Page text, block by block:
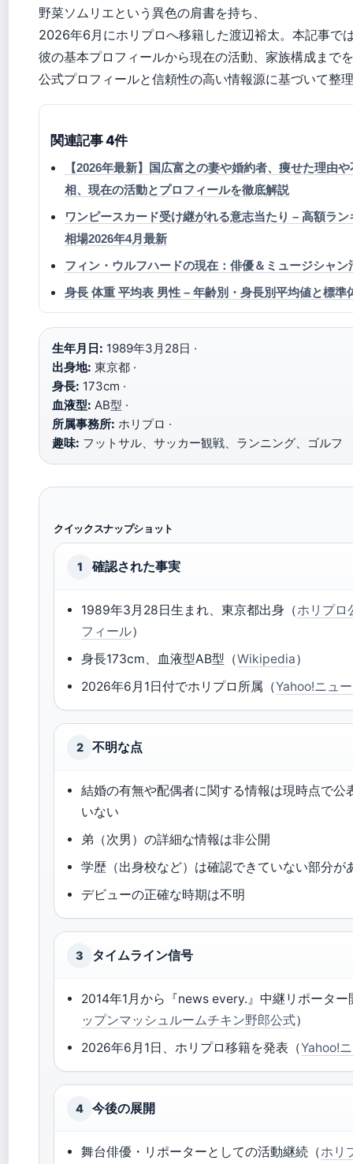
野菜ソムリエという異色の肩書を持ち、
2026年6月にホリプロへ移籍した渡辺裕太。本記事で
彼の基本プロフィールから現在の活動、家族構成まで
公式プロフィールと信頼性の高い情報源に基づいて整
関連記事 4件
【2026年最新】国広富之の妻や婚約者、痩せた理由
相、現在の活動とプロフィールを徹底解説
ワンピースカード受け継がれる意志当たり – 高額ラ
相場2026年4月最新
フィン・ウルフハードの現在：俳優＆ミュージシャン
身長 体重 平均表 男性 – 年齢別・身長別平均値と標準
生年月日: 1989年3月28日 ·
出身地: 東京都 ·
身長: 173cm ·
血液型: AB型 ·
所属事務所: ホリプロ ·
趣味: フットサル、サッカー観戦、ランニング、ゴルフ
クイックスナップショット
1 確認された事実
1989年3月28日生まれ、東京都出身（ホリプロ
フィール）
身長173cm、血液型AB型（Wikipedia）
2026年6月1日付でホリプロ所属（Yahoo!ニュ
2 不明な点
結婚の有無や配偶者に関する情報は現時点で公
いない
弟（次男）の詳細な情報は非公開
学歴（出身校など）は確認できていない部分が
デビューの正確な時期は不明
3 タイムライン信号
2014年1月から『news every.』中継リポーター
ップンマッシュルームチキン野郎公式）
2026年6月1日、ホリプロ移籍を発表（Yahoo!
4 今後の展開
舞台俳優・リポーターとしての活動継続（ホリ